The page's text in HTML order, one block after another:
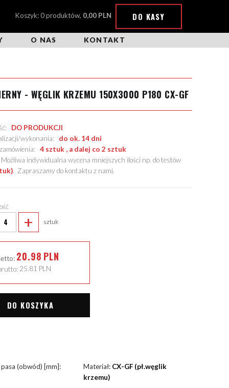
Koszyk: 0 produktów, 0,00 PLN DO KASY
O NAS KONTAKT
- WĘGLIK KRZEMU 150X3000 P180 CX-GF
DO PRODUKCJI
wykonania: do ok. 14 dni
zamówienia:4 sztuk , a dalej co 2 sztuk
indywidualna wycena mniejszych ilości np. do testów
. Zapraszamy do kontaktu z nami.
+ sztuk
20.98 PLN
25.81 PLN
DO KOSZYKA
pasa (obwód) [mm]:
Materiał: CX-GF (pł.węglik
krzemu)